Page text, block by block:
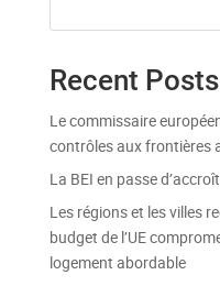
Recent Posts
Le commissaire
contrôles aux frontières
La BEI en passe
Les régions et les villes
budget de l’UE
logement abordable